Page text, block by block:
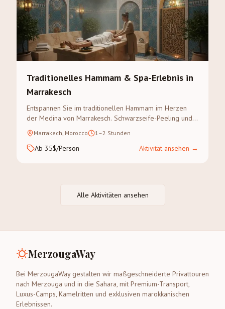
Traditionelles Hammam & Spa-Erlebnis in
Marrakesch
Entspannen Sie im traditionellen Hammam im Herzen
der Medina von Marrakesch. Schwarzseife-Peeling und
Arganöl-Massage in einem authentischen Riad.
Marrakech, Morocco 1–2 Stunden
Ab 35$/Person Aktivität ansehen →
Alle Aktivitäten ansehen
MerzougaWay
Bei MerzougaWay gestalten wir maßgeschneiderte Privattouren
nach Merzouga und in die Sahara, mit Premium-Transport,
Luxus-Camps, Kamelritten und exklusiven marokkanischen
Erlebnissen.